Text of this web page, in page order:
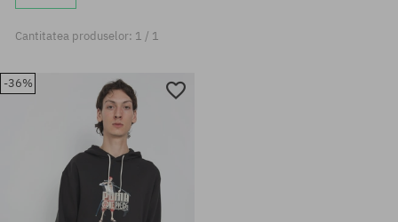
Cantitatea produselor: 1 / 1
-36%